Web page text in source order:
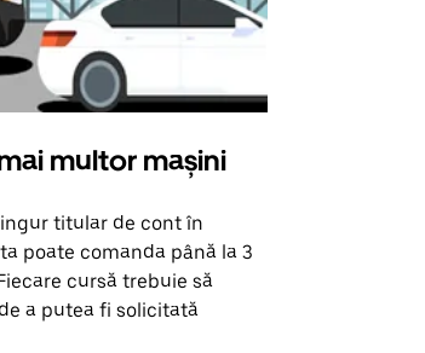
multor mașini
titular de cont în
poate comanda până la 3
cursă trebuie să
a putea fi solicitată